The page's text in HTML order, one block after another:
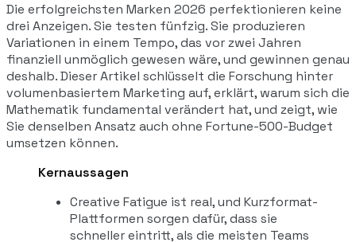
Die erfolgreichsten Marken 2026 perfektionieren keine
drei Anzeigen. Sie testen fünfzig. Sie produzieren
Variationen in einem Tempo, das vor zwei Jahren
finanziell unmöglich gewesen wäre, und gewinnen genau
deshalb. Dieser Artikel schlüsselt die Forschung hinter
volumenbasiertem Marketing auf, erklärt, warum sich die
Mathematik fundamental verändert hat, und zeigt, wie
Sie denselben Ansatz auch ohne Fortune-500-Budget
umsetzen können.
Kernaussagen
Creative Fatigue ist real, und Kurzformat-
Plattformen sorgen dafür, dass sie
schneller eintritt, als die meisten Teams